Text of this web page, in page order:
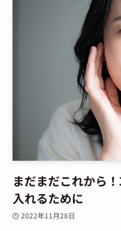
まだまだこれから
入れるために
2022年11月28日